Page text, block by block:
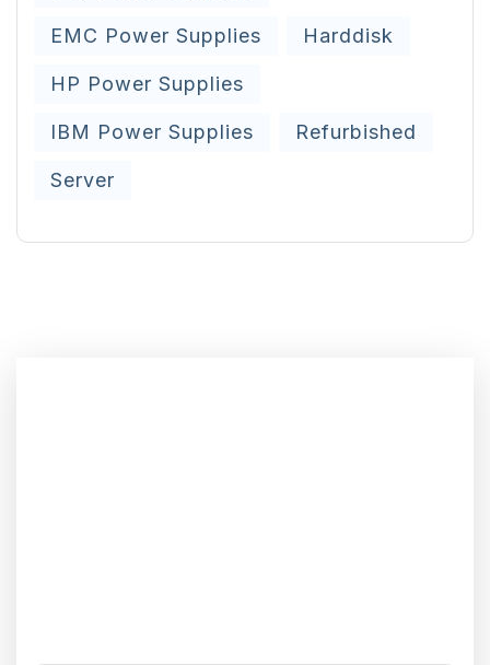
EMC Power Supplies Harddisk
HP Power Supplies
IBM Power Supplies Refurbished
Server